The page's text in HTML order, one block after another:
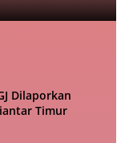
Dilaporkan
Timur